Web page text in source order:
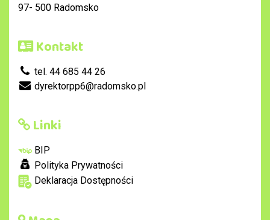
97- 500 Radomsko
Kontakt
tel. 44 685 44 26
dyrektorpp6@radomsko.pl
Linki
BIP
Polityka Prywatności
Deklaracja Dostępności